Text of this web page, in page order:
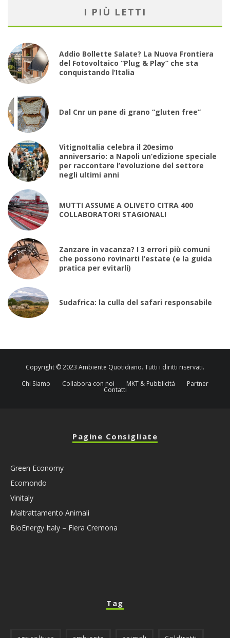
I PIÙ LETTI
Addio Bollette Salate? La Nuova Frontiera
del Fotovoltaico “Plug & Play” che sta
conquistando l’Italia
Dal Cnr un pane di grano “gluten free”
VitignoItalia celebra il 20esimo
anniversario: a Napoli un’edizione speciale
per raccontare l’evoluzione del settore
negli ultimi anni
MUTTI ASSUME A OLIVETO CITRA 400
COLLABORATORI STAGIONALI
Zanzare in vacanza? I 3 errori più comuni
che possono rovinarti l’estate (e la guida
pratica per evitarli)
Sudafrica: la culla del safari responsabile
Copyright © 2023 Ambiente Quotidiano. Tutti i diritti riservati.
Chi Siamo
Collabora con noi MKT & Pubblicità Partner
Contatti
Pagine Consigliate
Green Economy
Ecomondo
Vinitaly
Maltrattamento Animali
BioEnergy Italy – Fiera Cremona
Tag